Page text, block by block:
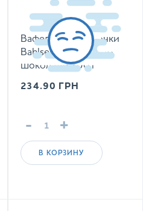
Вафельные трубочки
Bahlsen в молочном
шоколаде 100 г
234.90 ГРН
- +
В КОРЗИНУ